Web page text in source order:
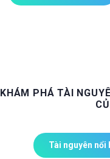
KHÁM PHÁ TÀI
Tài nguyên nổi